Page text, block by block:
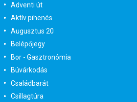
Adventi út
Aktív pihenés
Augusztus 20
Belépőjegy
Bor - Gasztronómia
Búvárkodás
Családbarát
Csillagtúra